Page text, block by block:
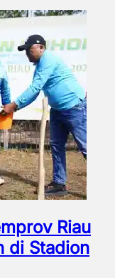
Riau
di Stadion